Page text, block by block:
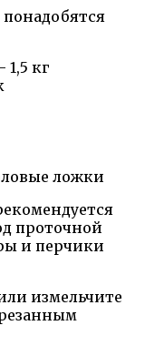
кг
ложки
проточной
и перчики
измельчите